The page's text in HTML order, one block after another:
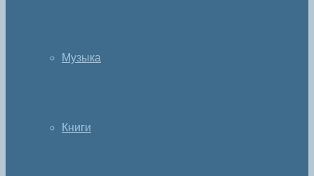
Музыка
Книги